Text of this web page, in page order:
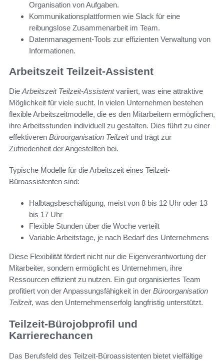
Organisation von Aufgaben.
Kommunikationsplattformen wie Slack für eine
reibungslose Zusammenarbeit im Team.
Datenmanagement-Tools zur effizienten Verwaltung von
Informationen.
Arbeitszeit Teilzeit-Assistent
Die Arbeitszeit Teilzeit-Assistentvariiert, was eine attraktive
Möglichkeit für viele sucht. In vielen Unternehmen bestehen
flexible Arbeitszeitmodelle, die es den Mitarbeitern ermöglichen,
ihre Arbeitsstunden individuell zu gestalten. Dies führt zu einer
effektiveren Büroorganisation Teilzeitund trägt zur
Zufriedenheit der Angestellten bei.
Typische Modelle für die Arbeitszeit eines Teilzeit-
Büroassistenten sind:
Halbtagsbeschäftigung, meist von 8 bis 12 Uhr oder 13
bis 17 Uhr
Flexible Stunden über die Woche verteilt
Variable Arbeitstage, je nach Bedarf des Unternehmens
Diese Flexibilität fördert nicht nur die Eigenverantwortung der
Mitarbeiter, sondern ermöglicht es Unternehmen, ihre
Ressourcen effizient zu nutzen. Ein gut organisiertes Team
profitiert von der Anpassungsfähigkeit in der Büroorganisation
Teilzeit, was den Unternehmenserfolg langfristig unterstützt.
Teilzeit-Bürojobprofil und
Karrierechancen
Das Berufsfeld des Teilzeit-Büroassistenten bietet vielfältige